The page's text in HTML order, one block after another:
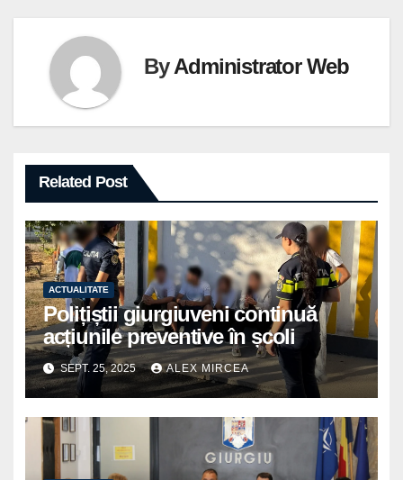
ByAdministrator Web
Related Post
ACTUALITATE
Polițiștii giurgiuveni continuă
acțiunile preventive în școli
SEPT. 25, 2025 ALEX MIRCEA